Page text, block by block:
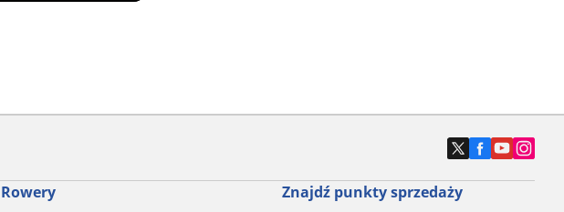
Rowery Znajdź punkty sprzedaży